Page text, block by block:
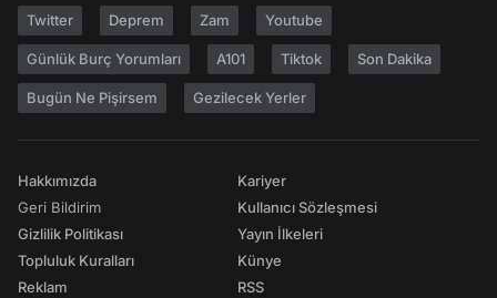
Twitter Deprem Zam Youtube
Günlük Burç Yorumları A101 Tiktok Son Dakika
Bugün Ne Pişirsem Gezilecek Yerler
Hakkımızda
Geri Bildirim
Gizlilik Politikası
Topluluk Kuralları
Reklam
Kariyer
Kullanıcı Sözleşmesi
Yayın İlkeleri
Künye
RSS